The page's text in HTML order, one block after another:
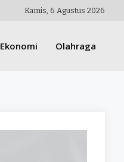
Kamis, 6 Agustus 2026
Ekonomi Olahraga